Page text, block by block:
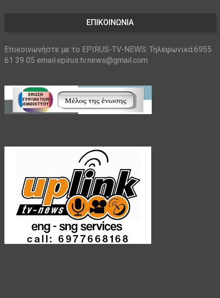
ΕΠΙΚΟΙΝΩΝΙΑ
Επικοινωνήστε με το EPIRUS-TV-NEWS: Τηλεφωνικά:6955
61 39 05 email:epirus.tv.news@gmail.com